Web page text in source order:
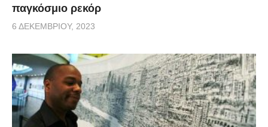
παγκόσμιο ρεκόρ
6 ΔΕΚΕΜΒΡΊΟΥ, 2023